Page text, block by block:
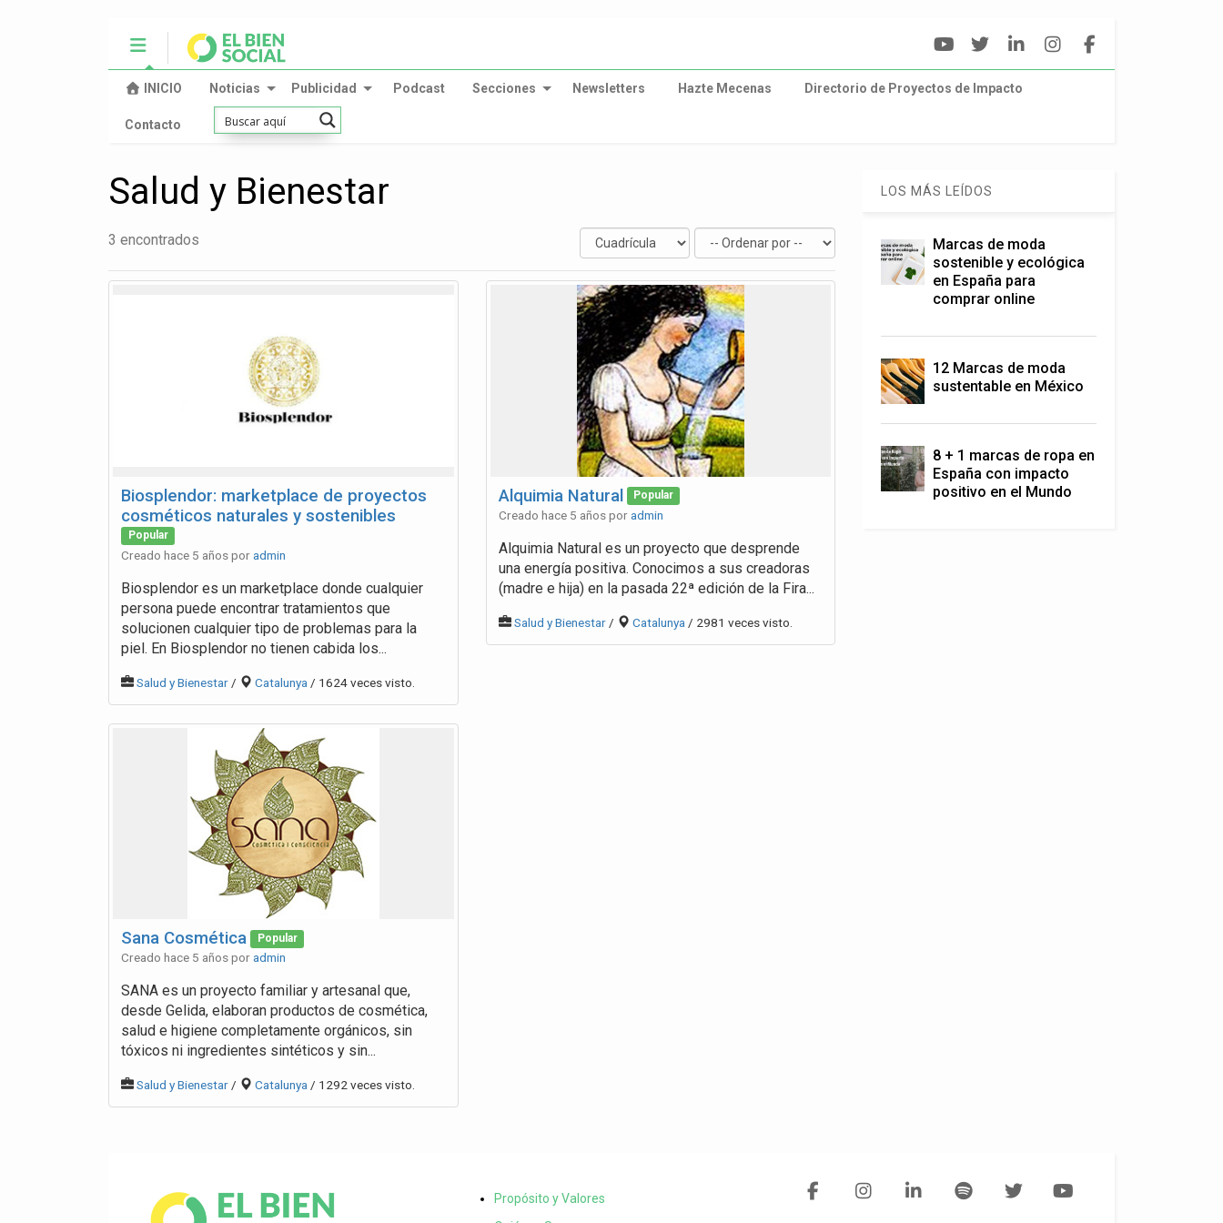
INICIO Noticias Publicidad Podcast Secciones Newsletters Hazte Mecenas Directorio de Proyectos de Impacto
Contacto
Salud y Bienestar
3 encontrados
Biosplendor: marketplace de proyectos
cosméticos naturales y sostenibles
Popular
Creado hace 5 años poradmin
Biosplendor es un marketplace donde cualquier
persona puede encontrar tratamientos que
solucionen cualquier tipo de problemas para la
piel. En Biosplendor no tienen cabida los...
Salud y Bienestar / Catalunya / 1624 veces visto.
Alquimia Natural Popular
Creado hace 5 años poradmin
Alquimia Natural es un proyecto que desprende
una energía positiva. Conocimos a sus creadoras
(madre e hija) en la pasada 22ª edición de la Fira...
Salud y Bienestar/ Catalunya / 2981 veces visto.
Sana Cosmética Popular
Creado hace 5 años poradmin
SANA es un proyecto familiar y artesanal que,
desde Gelida, elaboran productos de cosmética,
salud e higiene completamente orgánicos, sin
tóxicos ni ingredientes sintéticos y sin...
Salud y Bienestar/ Catalunya/ 1292 veces visto.
LOS MÁS LEÍDOS
Marcas de moda
sostenible y ecológica
en España para
comprar online
12 Marcas de moda
sustentable en México
8 + 1 marcas de ropa en
España con impacto
positivo en el Mundo
Propósito y Valores